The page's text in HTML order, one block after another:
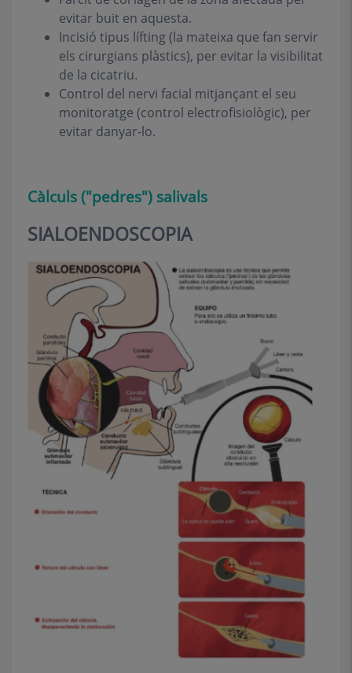
evitar buit en aquesta.
Incisió tipus lífting (la mateixa que fan servir
els cirurgians plàstics), per evitar la visibilitat
de la cicatriu.
Control del nervi facial mitjançant el seu
monitoratge (control electrofisiològic), per
evitar danyar-lo.
Càlculs ("pedres") salivals
SIALOENDOSCOPIA